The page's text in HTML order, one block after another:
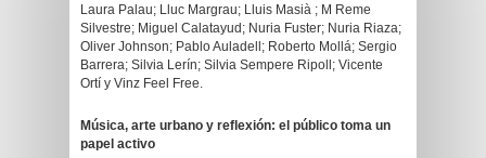
Laura Palau; Lluc Margrau; Lluis Masià ; M Reme
Silvestre; Miguel Calatayud; Nuria Fuster; Nuria Riaza;
Oliver Johnson; Pablo Auladell; Roberto Mollá; Sergio
Barrera; Silvia Lerín; Silvia Sempere Ripoll; Vicente
Ortí y Vinz Feel Free.
Música, arte urbano y reflexión: el público toma un
papel activo